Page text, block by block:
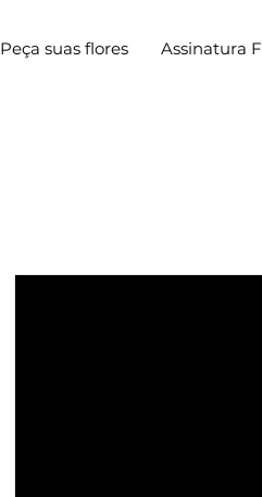
Peça suas flores Assinatura